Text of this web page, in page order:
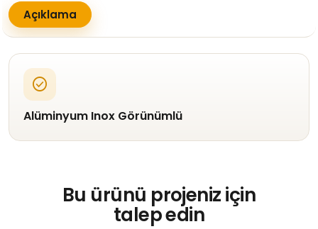
Açıklama
check_circle
Alüminyum Inox Görünümlü
Bu ürünü projeniz için
talep edin